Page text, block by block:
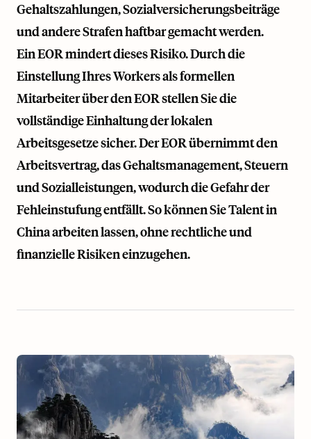
Gehaltszahlungen, Sozialversicherungsbeiträge
und andere Strafen haftbar gemacht werden.
Ein EOR mindert dieses Risiko. Durch die
Einstellung Ihres Workers als formellen
Mitarbeiter über den EOR stellen Sie die
vollständige Einhaltung der lokalen
Arbeitsgesetze sicher. Der EOR übernimmt den
Arbeitsvertrag, das Gehaltsmanagement, Steuern
und Sozialleistungen, wodurch die Gefahr der
Fehleinstufung entfällt. So können Sie Talent in
China arbeiten lassen, ohne rechtliche und
finanzielle Risiken einzugehen.